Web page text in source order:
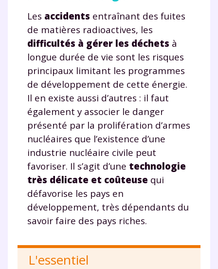
Les accidents entraînant des fuites
de matières radioactives, les
difficultés à gérer les déchets à
longue durée de vie sont les risques
principaux limitant les programmes
de développement de cette énergie.
Il en existe aussi d’autres : il faut
également y associer le danger
présenté par la prolifération d’armes
nucléaires que l’existence d’une
industrie nucléaire civile peut
favoriser. Il s’agit d’une technologie
très délicate et coûteuse qui
défavorise les pays en
développement, très dépendants du
savoir faire des pays riches.
L'essentiel